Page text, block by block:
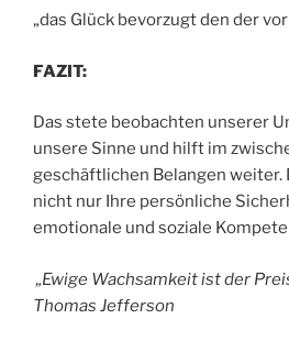
„das Glück bevorzugt den der
FAZIT:
Das stete beobachten unserer
unsere Sinne und hilft im
geschäftlichen Belangen weiter.
nicht nur Ihre persönliche
emotionale und soziale
„Ewige Wachsamkeit ist der
Thomas Jefferson